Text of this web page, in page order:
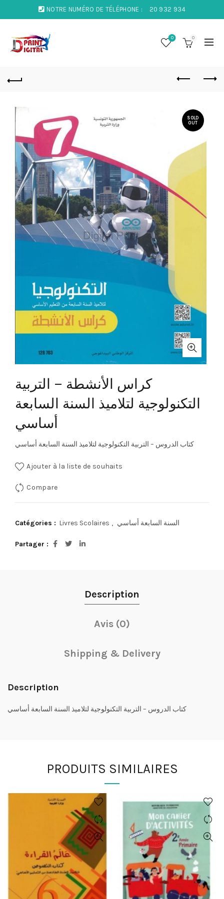
NOTRE NUMÉRO DE TÉLÉPHONE : 20 932 934
0 0
SOLD
OUT
كراس الأنشطة – التربية
التكنولوجية لتلاميذ السنة السابعة
أساسي
كتاب الدروس – التربية التكنولوجية لتلاميذ السنة السابعة أساسي
Ajouter à la liste de souhaits
Compare
Catégories : Livres Scolaires , السنة السابعة أساسي
Partager
Description
Avis (0)
Shipping & Delivery
Description
كتاب الدروس – التربية التكنولوجية لتلاميذ السنة السابعة أساسي
PRODUITS SIMILAIRES